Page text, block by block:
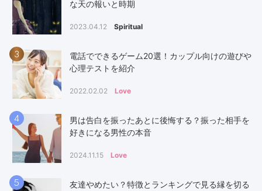
な天の報いと時期
2023.04.12 Spiritual
3
電話でできるゲーム20選！カップル向けの遊びや
心理テストを紹介
2022.02.02 Love
4
男は告白を振ったあとに後悔する？振った相手を
好きになる男性の本音
2024.11.15 Love
5
友達やめたい？特徴とランキングで見る縁を切る